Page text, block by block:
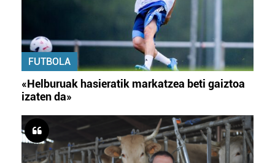
FUTBOLA
«Helburuak hasieratik markatzea beti gaiztoa
izaten da»